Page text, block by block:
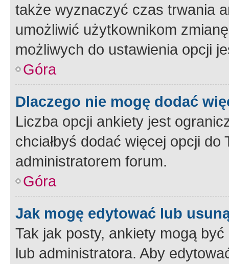
także wyznaczyć czas trwania
umożliwić użytkownikom
możliwych do ustawienia opcji
Góra
Dlaczego nie mogę dodać
Liczba opcji ankiety jest
chciałbyś dodać więcej opcji
administratorem forum.
Góra
Jak mogę edytować lub
Tak jak posty, ankiety mogą
lub administratora. Aby